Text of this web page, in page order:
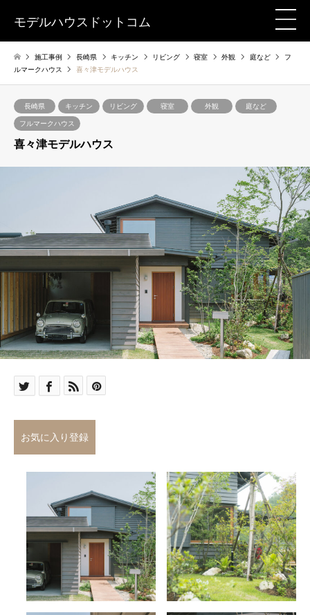
モデルハウスドットコム
施工事例 長崎県 キッチン リビング 寝室 外観 庭など
フ
ルマークハウス
喜々津モデルハウス
長崎県 キッチン リビング 寝室 外観
庭など
フルマークハウス
喜々津モデルハウス
お気に入り登録